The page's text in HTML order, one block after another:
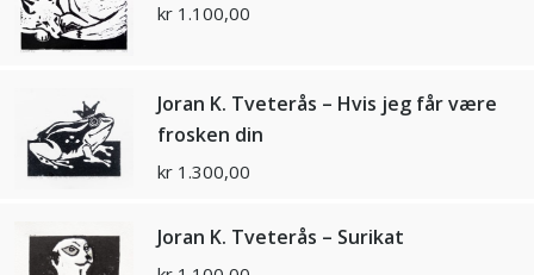
kr 1.100,00
Joran K. Tveterås – Hvis jeg får være
frosken din
kr 1.300,00
Joran K. Tveterås – Surikat